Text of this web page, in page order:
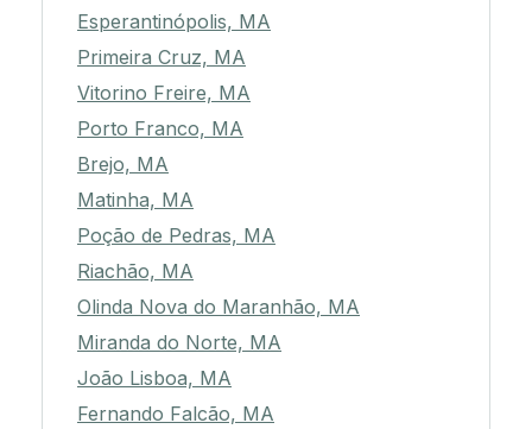
Esperantinópolis, MA
Primeira Cruz, MA
Vitorino Freire, MA
Porto Franco, MA
Brejo, MA
Matinha, MA
Poção de Pedras, MA
Riachão, MA
Olinda Nova do Maranhão, MA
Miranda do Norte, MA
João Lisboa, MA
Fernando Falcão, MA